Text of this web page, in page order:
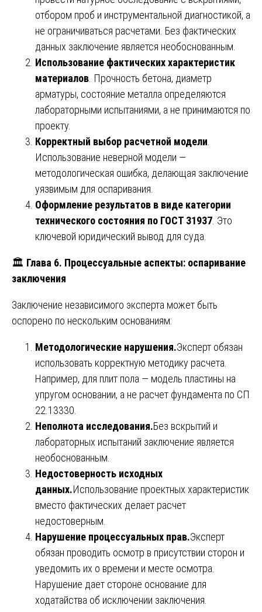
отбором проб и инструментальной диагностикой, а
не ограничиваться расчетами. Без фактических
данных заключение является необоснованным.
Использование фактических характеристик
материалов . Прочность бетона, диаметр
арматуры, состояние металла определяются
лабораторными испытаниями, а не принимаются по
проекту.
Корректный выбор расчетной модели
Использование неверной модели —
методологическая ошибка, делающая заключение
уязвимым для оспаривания.
Оформление результатов в виде категории
технического состояния по ГОСТ 31937 . Это
ключевой юридический вывод для суда.
🏛️ Глава 6. Процессуальные аспекты: оспаривание
заключения
Заключение независимого эксперта может быть
оспорено по нескольким основаниям:
Методологические нарушения.Эксперт обязан
использовать корректную методику расчета.
Например, для плит пола — модель пластины на
упругом основании, а не расчет фундамента по СП
22.13330.
Неполнота исследования.Без вскрытий и
лабораторных испытаний заключение является
необоснованным.
Недостоверность исходных
данных.Использование проектных характеристик
вместо фактических делает расчет
недостоверным.
Нарушение процессуальных прав.Эксперт
обязан проводить осмотр в присутствии сторон и
уведомить их о времени и месте осмотра.
Нарушение дает стороне основание для
ходатайства об исключении заключения.